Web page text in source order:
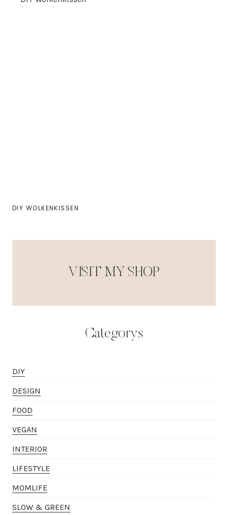
DIY WOLKENKISSEN
VISIT MY SHOP
Categorys
DIY
DESIGN
FOOD
VEGAN
INTERIOR
LIFESTYLE
MOMLIFE
SLOW & GREEN